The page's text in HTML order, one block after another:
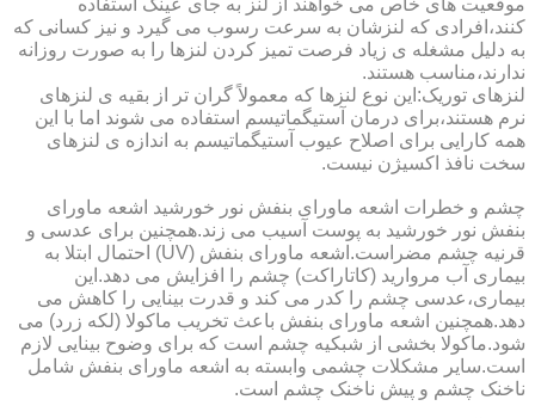
کنند،افرادی که لنزشان به سرعت رسوب می گیرد و نیز کسانی که
به دلیل مشغله ی زیاد فرصت تمیز کردن لنزها را به صورت روزانه
ندارند،مناسب هستند.
لنزهای توریک:این نوع لنزها که معمولاً گران تر از بقیه ی لنزهای
نرم هستند،برای درمان آستیگماتیسم استفاده می شوند اما با این
همه کارایی برای اصلاح عیوب آستیگماتیسم به اندازه ی لنزهای
سخت نافذ اکسیژن نیست.
چشم و خطرات اشعه ماورای بنفش نور خورشید اشعه ماورای
بنفش نور خورشید به پوست آسیب می زند.همچنین برای عدسی و
قرنیه چشم مضراست.اشعه ماورای بنفش (UV) احتمال ابتلا به
بیماری آب مروارید (کاتاراکت) چشم را افزایش می دهد.این
بیماری،عدسی چشم را کدر می کند و قدرت بینایی را کاهش می
دهد.همچنین اشعه ماورای بنفش باعث تخریب ماکولا (لکه زرد) می
شود.ماکولا بخشی از شبکیه چشم است که برای وضوح بینایی لازم
است.سایر مشکلات چشمی وابسته به اشعه ماورای بنفش شامل
ناخنک چشم و پیش ناخنک چشم است.